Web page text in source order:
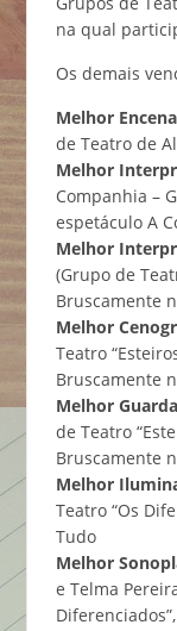
na qual
Os demais
Melhor
de Teatro de
Melhor
Companhia –
espetáculo A
Melhor
(Grupo de
Bruscamente
Melhor
Teatro
Bruscamente
Melhor
de Teatro
Bruscamente
Melhor
Teatro “Os
Tudo
Melhor
e Telma